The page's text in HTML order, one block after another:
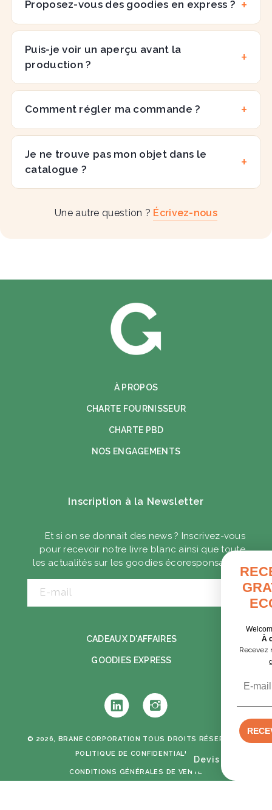
Devis rapide
Proposez-vous des goodies en express ?
Puis-je voir un aperçu avant la
production ?
Comment régler ma commande ?
Je ne trouve pas mon objet dans le
catalogue ?
Une autre question ? Écrivez-nous
À PROPOS
CHARTE FOURNISSEUR
CHARTE PBD
NOS ENGAGEMENTS
Inscription à la Newsletter
Et si on se donnait des news ? Inscrivez-vous
pour recevoir notre livre blanc ainsi que toute
les actualités sur les goodies écoresponsables.
E-mail
CADEAUX D'AFFAIRES
GOODIES EXPRESS
Tumblr Instagram
© 2026, BRANE CORPORATION TOUS DROITS RÉSERVÉS -
POLITIQUE DE CONFIDENTIALITÉ
CONDITIONS GÉNÉRALES DE VENTE
RECEVEZ VOTRE
GRATUIT DES
Welcome pack, séminaire, cadeaux
À chaque contexte, ses solutions.
Recevez nos exemples concrets pour choisir
goodies utiles et responsables.
RECEVOIR LE GUIDE PDF
NON, MERCI